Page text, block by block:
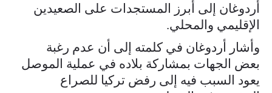
أردوغان إلى أبرز المستجدات على الصعيدين
الإقليمي والمحلي.
وأشار أردوغان في كلمته إلى أن عدم رغبة
بعض الجهات بمشاركة بلاده في عملية الموصل
يعود السبب فيه إلى رفض تركيا للصراع